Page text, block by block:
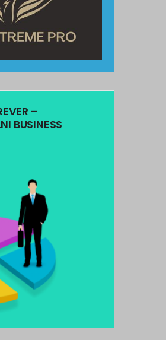
–
BUSINESS